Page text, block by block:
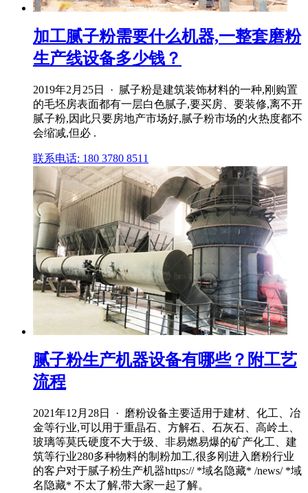
加工腻子粉需要什么机器,一整套磨粉
生产线设备多少钱？
2019年2月25日 · 腻子粉是建筑装饰材料的一种,刚购置
的毛坯房表面都有一层白色腻子,要买房、要装修,离不开
腻子粉,因此只要房地产市场好,腻子粉市场的火热度都不
会缩减,但必 .
联系电话: 180 3780 8511
腻子粉生产机器设备有哪些？附工艺
流程
2021年12月28日 · 磨粉设备主要适用于建材、化工、冶
金等行业,可以用于重晶石、方解石、石灰石、高岭土、
玻璃等莫氏硬度不大于级、非易燃易爆的矿产化工、建
筑等行业280多种物料的制粉加工,很多刚进入磨粉行业
的客户对于腻子粉生产机器https:// *域名隐藏* /news/ *域
名隐藏* 不太了解,带大家一起了解。